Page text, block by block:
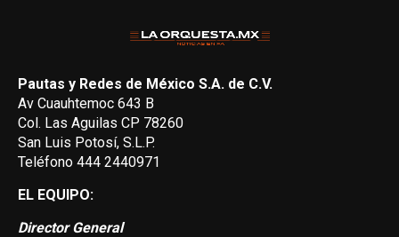
Pautas y Redes de México S.A. de C.V.
Av Cuauhtemoc 643 B
Col. Las Aguilas CP 78260
San Luis Potosí, S.L.P.
Teléfono 444 2440971
EL EQUIPO:
Director General